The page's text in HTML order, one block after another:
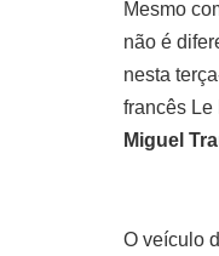
Mesmo
não é
nesta
francês Le
Miguel
O veículo